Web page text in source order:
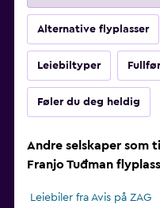
Alternative flyplasser
Leiebiltyper
Føler du deg heldig
Andre selskaper som
Franjo Tuđman flyplass
Leiebiler fra Avis på ZAG